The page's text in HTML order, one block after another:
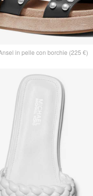
in pelle con borchie (225 €)